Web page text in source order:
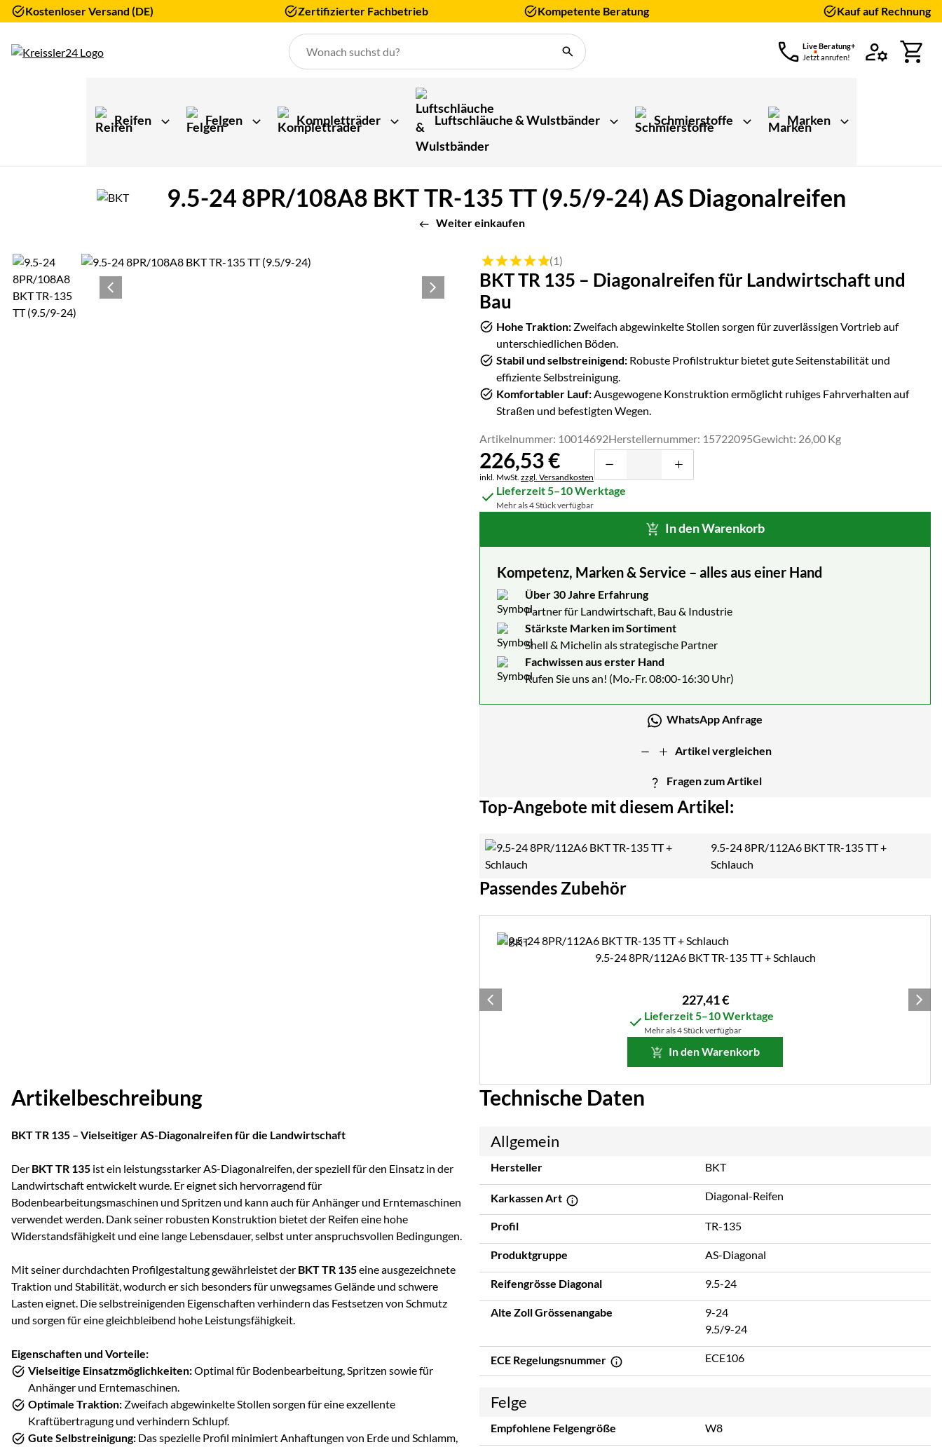
Kostenloser Versand (DE) Zertifizierter Fachbetrieb Kompetente Beratung Kauf auf Rechnung
Live Beratung+
Jetzt anrufen!
Reifen Felgen Kompletträder Luftschläuche & Wulstbänder Schmierstoffe Marken
9.5-24 8PR/108A8 BKT TR-135 TT (9.5/9-24) AS Diagonalreifen
Weiter einkaufen
Produktgalerie
Zur Kaufbox springen
Bewertung: 5 von 5 (1 Bewertungen)
(1)
BKT TR 135 – Diagonalreifen für Landwirtschaft und
Bau
Hohe Traktion: Zweifach abgewinkelte Stollen sorgen für zuverlässigen Vortrieb auf
unterschiedlichen Böden.
Stabil und selbstreinigend: Robuste Profilstruktur bietet gute Seitenstabilität und
effiziente Selbstreinigung.
Komfortabler Lauf: Ausgewogene Konstruktion ermöglicht ruhiges Fahrverhalten auf
Straßen und befestigten Wegen.
Artikelnummer: 10014692Herstellernummer: 15722095Gewicht: 26,00 Kg
226,53€
Steuerhinweis:
inkl. MwSt. zzgl. Versandkosten
Lieferzeit 5–10 Werktage
Mehr als 4 Stück verfügbar
In den Warenkorb
Kompetenz, Marken & Service – alles aus einer Hand
Über 30 Jahre Erfahrung
Partner für Landwirtschaft, Bau & Industrie
Stärkste Marken im Sortiment
Shell & Michelin als strategische Partner
Fachwissen aus erster Hand
Rufen Sie uns an! (Mo.-Fr. 08:00-16:30 Uhr)
WhatsApp Anfrage
Artikel vergleichen
Fragen zum Artikel
Top-Angebote mit diesem Artikel:
9.5-24 8PR/112A6 BKT TR-135 TT +
Schlauch
Passendes Zubehör
Zubehör überspringen
9.5-24 8PR/112A6 BKT TR-135 TT + Schlauch
227,41€
Lieferzeit 5–10 Werktage
Mehr als 4 Stück verfügbar
In den Warenkorb
Artikelbeschreibung
BKT TR 135 – Vielseitiger AS-Diagonalreifen für die Landwirtschaft
Der BKT TR 135 ist ein leistungsstarker AS-Diagonalreifen, der speziell für den Einsatz in der
Landwirtschaft entwickelt wurde. Er eignet sich hervorragend für
Bodenbearbeitungsmaschinen und Spritzen und kann auch für Anhänger und Erntemaschinen
verwendet werden. Dank seiner robusten Konstruktion bietet der Reifen eine hohe
Widerstandsfähigkeit und eine lange Lebensdauer, selbst unter anspruchsvollen Bedingungen.
Mit seiner durchdachten Profilgestaltung gewährleistet der BKT TR 135eine ausgezeichnete
Traktion und Stabilität, wodurch er sich besonders für unwegsames Gelände und schwere
Lasten eignet. Die selbstreinigenden Eigenschaften verhindern das Festsetzen von Schmutz
und sorgen für eine gleichbleibend hohe Leistungsfähigkeit.
Eigenschaften und Vorteile:
Vielseitige Einsatzmöglichkeiten:Optimal für Bodenbearbeitung, Spritzen sowie für
Anhänger und Erntemaschinen.
Optimale Traktion: Zweifach abgewinkelte Stollen sorgen für eine exzellente
Kraftübertragung und verhindern Schlupf.
Gute Selbstreinigung: Das spezielle Profil minimiert Anhaftungen von Erde und Schlamm,
Technische Daten
Allgemein
Hersteller BKT
Karkassen Art Diagonal-Reifen
Profil TR-135
Produktgruppe AS-Diagonal
Reifengrösse Diagonal 9.5-24
Alte Zoll Grössenangabe
9-24
9.5/9-24
ECE Regelungsnummer ECE106
Felge
Empfohlene Felgengröße W8